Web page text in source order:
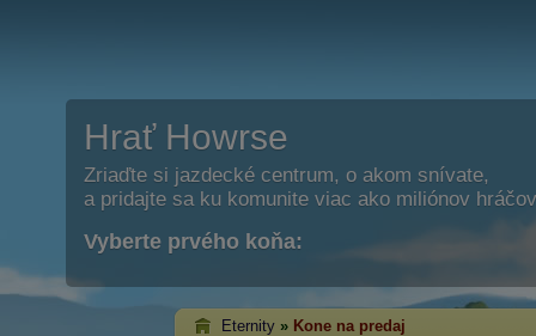
Hrať Howrse
Zriaďte si jazdecké centrum, o akom snívate,
a pridajte sa ku komunite viac ako miliónov
Vyberte prvého koňa:
Eternity » Kone na predaj